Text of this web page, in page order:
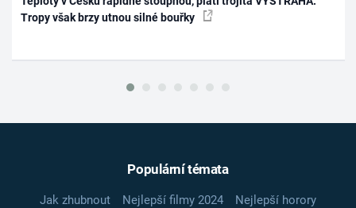
Tropy však brzy utnou silné bouřky
Populární témata
Jak zhubnout Nejlepší filmy 2024
Nejlepší horory